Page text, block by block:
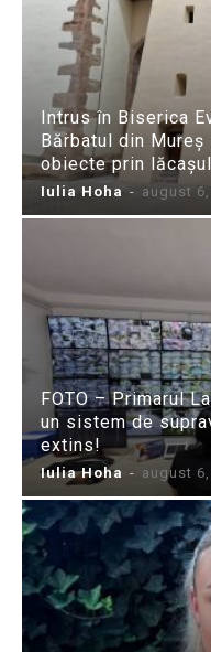
Intrus în Biserica
Bărbatul din
obiecte prin
Iulia Hoha - august
FOTO – Primarul
un sistem de
extins!
Iulia Hoha - august